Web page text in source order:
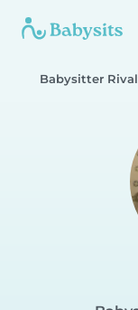
Babysitter